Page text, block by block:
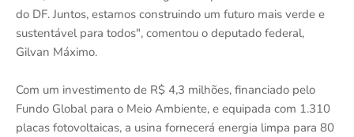
do DF. Juntos, estamos construindo um futuro mais verde e
sustentável para todos", comentou o deputado federal,
Gilvan Máximo.
Com um investimento de R$ 4,3 milhões, financiado pelo
Fundo Global para o Meio Ambiente, e equipada com 1.310
placas fotovoltaicas, a usina fornecerá energia limpa para 80